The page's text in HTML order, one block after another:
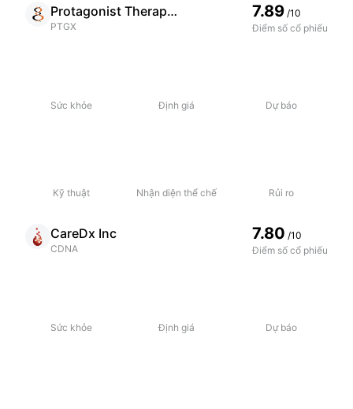
Protagonist Therapeutics Inc
PTGX
7.89 /10
Điểm số cổ phiếu
Sức khỏe Định giá Dự báo
Kỹ thuật Nhận diện thể chế Rủi ro
CareDx Inc
CDNA
7.80 /10
Điểm số cổ phiếu
Sức khỏe Định giá Dự báo